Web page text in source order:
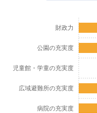
病院の充実度
広域避難所の充実度
児童館・学童の充実度
公園の充実度
財政力